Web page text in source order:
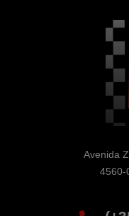
Avenida
4560-